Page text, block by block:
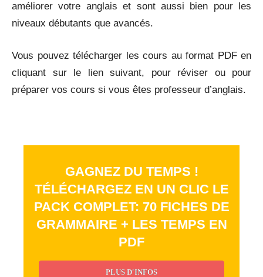
améliorer votre anglais et sont aussi bien pour les
niveaux débutants que avancés.
Vous pouvez télécharger les cours au format PDF en
cliquant sur le lien suivant, pour réviser ou pour
préparer vos cours si vous êtes professeur d’anglais.
GAGNEZ DU TEMPS !
TÉLÉCHARGEZ EN UN CLIC LE
PACK COMPLET: 70 FICHES DE
GRAMMAIRE + LES TEMPS EN
PDF
PLUS D'INFOS